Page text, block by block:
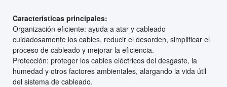
Características principales:
Organización eficiente: ayuda a atar y cableado
cuidadosamente los cables, reducir el desorden, simplificar el
proceso de cableado y mejorar la eficiencia.
Protección: proteger los cables eléctricos del desgaste, la
humedad y otros factores ambientales, alargando la vida útil
del sistema de cableado.